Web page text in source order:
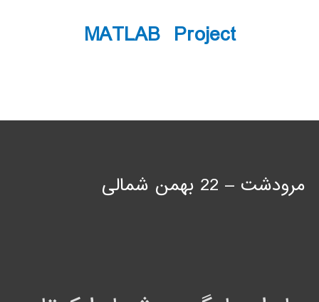
MATLAB Project
مرودشت – 22 بهمن شمالی